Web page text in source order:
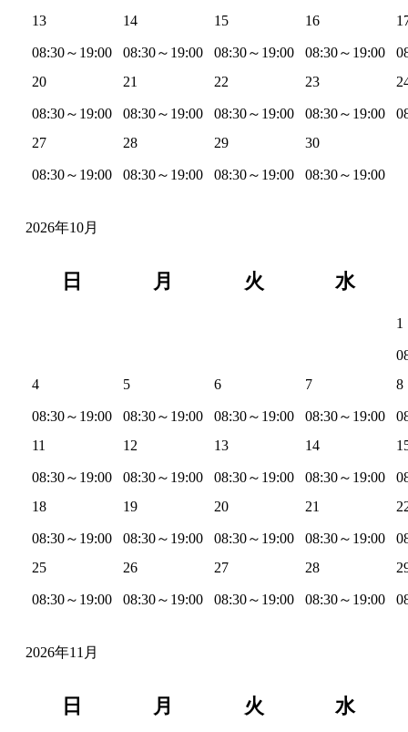
13
08:30～19:00
14
08:30～19:00
15
08:30～19:00
16
08:30～19:00
20
08:30～19:00
21
08:30～19:00
22
08:30～19:00
23
08:30～19:00
27
08:30～19:00
28
08:30～19:00
29
08:30～19:00
30
08:30～19:00
2026年10月
日 月 火 水
1
4
08:30～19:00
5
08:30～19:00
6
08:30～19:00
7
08:30～19:00
8
11
08:30～19:00
12
08:30～19:00
13
08:30～19:00
14
08:30～19:00
18
08:30～19:00
19
08:30～19:00
20
08:30～19:00
21
08:30～19:00
25
08:30～19:00
26
08:30～19:00
27
08:30～19:00
28
08:30～19:00
2026年11月
日 月 火 水